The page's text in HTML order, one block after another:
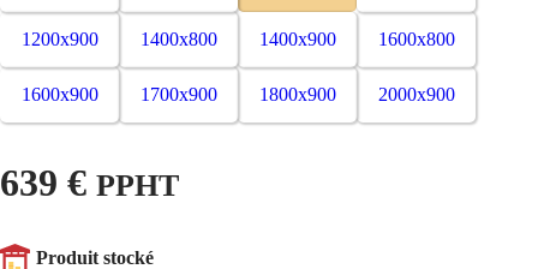
1200x900 1400x800 1400x900 1600x800
1600x900 1700x900 1800x900 2000x900
639 € PPHT
Produit stocké